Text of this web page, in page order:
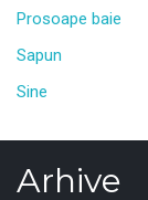
Prosoape baie
Sapun
Sine
Arhive